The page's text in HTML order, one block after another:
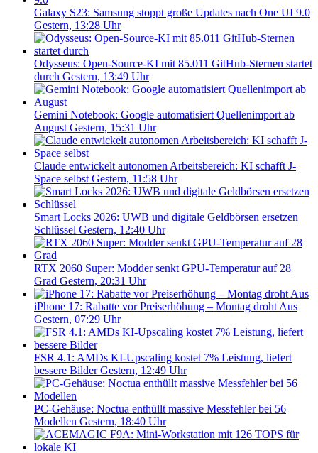
Galaxy S23: Samsung stoppt große Updates nach One UI 9.0
Gestern, 13:28 Uhr
Odysseus: Open-Source-KI mit 85.011 GitHub-Sternen startet
durch Gestern, 13:49 Uhr
Gemini Notebook: Google automatisiert Quellenimport ab
August Gestern, 15:31 Uhr
Claude entwickelt autonomen Arbeitsbereich: KI schafft J-
Space selbst Gestern, 11:58 Uhr
Smart Locks 2026: UWB und digitale Geldbörsen ersetzen
Schlüssel Gestern, 12:40 Uhr
RTX 2060 Super: Modder senkt GPU-Temperatur auf 28
Grad Gestern, 20:31 Uhr
iPhone 17: Rabatte vor Preiserhöhung – Montag droht Aus
Gestern, 07:29 Uhr
FSR 4.1: AMDs KI-Upscaling kostet 7% Leistung, liefert
bessere Bilder Gestern, 12:49 Uhr
PC-Gehäuse: Noctua enthüllt massive Messfehler bei 56
Modellen Gestern, 18:40 Uhr